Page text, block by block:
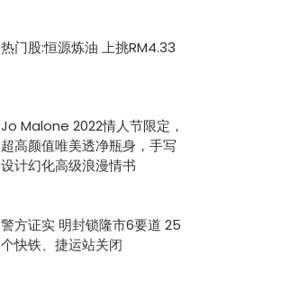
热门股:恒源炼油 上挑RM4.33
Jo Malone 2022情人节限定，
超高颜值唯美透净瓶身，手写
设计幻化高级浪漫情书
警方证实 明封锁隆市6要道 25
个快铁、捷运站关闭